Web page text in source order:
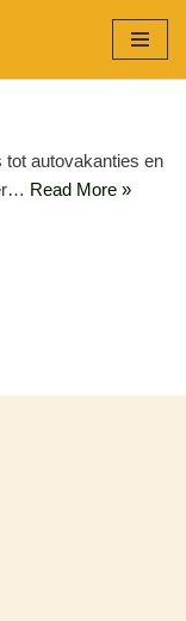
tot autovakanties en
Read More »